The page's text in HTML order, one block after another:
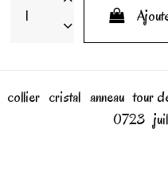
collier cristal anneau tour
0723